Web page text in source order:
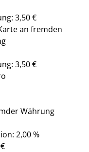
3,50 €
an fremden
3,50 €
Währung
2,00 %